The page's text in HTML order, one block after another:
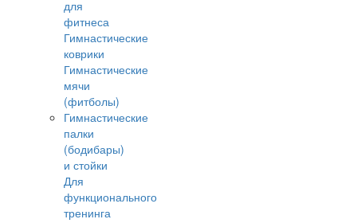
для
фитнеса
Гимнастические
коврики
Гимнастические
мячи
(фитболы)
Гимнастические
палки
(бодибары)
и стойки
Для
функционального
тренинга